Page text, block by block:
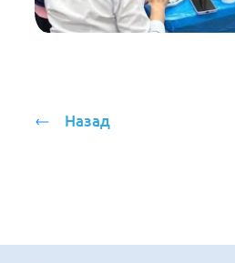
Назад